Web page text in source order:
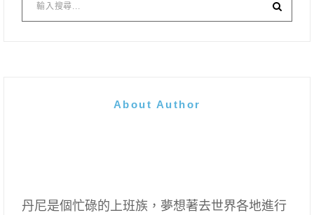
About Author
丹尼是個忙碌的上班族，夢想著去世界各地進行